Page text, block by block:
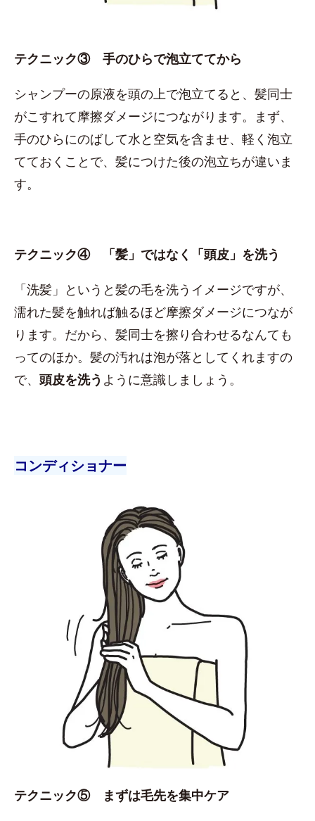
テクニック③ 手のひらで泡立ててから
シャンプーの原液を頭の上で泡立てると、髪同士
がこすれて摩擦ダメージにつながります。まず、
手のひらにのばして水と空気を含ませ、軽く泡立
てておくことで、髪につけた後の泡立ちが違いま
す。
テクニック④ 「髪」ではなく「頭皮」を洗う
「洗髪」というと髪の毛を洗うイメージですが、
濡れた髪を触れば触るほど摩擦ダメージにつなが
ります。だから、髪同士を擦り合わせるなんても
ってのほか。髪の汚れは泡が落としてくれますの
で、 頭皮を洗う ように意識しましょう。
コンディショナー
テクニック⑤ まずは毛先を集中ケア